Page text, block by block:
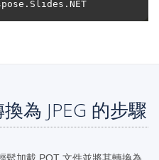
為 JPEG 的步驟
鬆加載 POT 文件並將其轉換為